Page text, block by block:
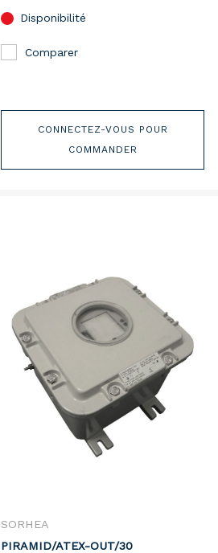
Disponibilité
Comparer
CONNECTEZ-VOUS POUR
COMMANDER
SORHEA
PIRAMID/ATEX-OUT/30